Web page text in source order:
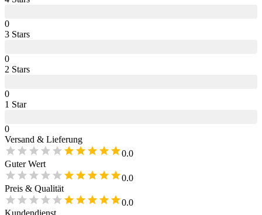
0
3 Stars
0
2 Stars
0
1 Star
0
Versand & Lieferung
0.0
Guter Wert
0.0
Preis & Qualität
0.0